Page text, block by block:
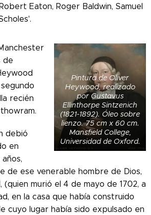
Eaton, Roger Baldwin, Samuel
Pintura de Oliver
Heywood, realizado
por Gustavus
Ellinthorpe Sintzenich
(1821-1892). Óleo sobre
lienzo. 75 cm x 60 cm.
Mansfield College,
Universidad de Oxford.
de
recién
debió
en
de ese venerable hombre de Dios,
(quien murió el 4 de mayo de 1702, a
en la casa que había construido
cuyo lugar había sido expulsado en